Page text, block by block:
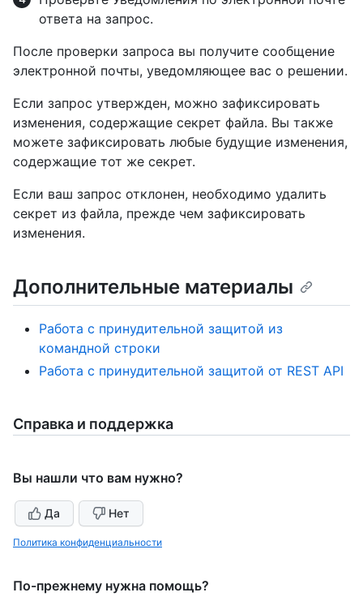
ответа на запрос.
После проверки запроса вы получите сообщение
электронной почты, уведомляющее вас о решении.
Если запрос утвержден, можно зафиксировать
изменения, содержащие секрет файла. Вы также
можете зафиксировать любые будущие изменения,
содержащие тот же секрет.
Если ваш запрос отклонен, необходимо удалить
секрет из файла, прежде чем зафиксировать
изменения.
Дополнительные материалы
Работа с принудительной защитой из
командной строки
Работа с принудительной защитой от REST API
Справка и поддержка
Вы нашли что вам нужно?
Да Нет
Политика конфиденциальности
По-прежнему нужна помощь?